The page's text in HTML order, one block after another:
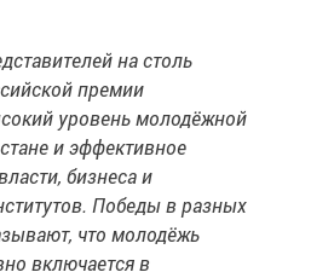
на столь
премии
уровень молодёжной
и эффективное
бизнеса и
Победы в разных
что молодёжь
включается в